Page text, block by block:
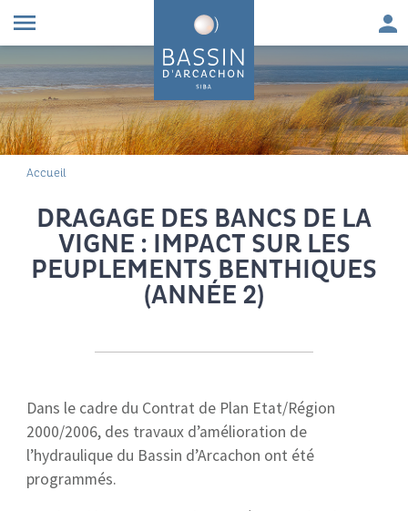
menu
FIL D'ARIANE
Accueil
DRAGAGE DES BANCS DE LA
VIGNE : IMPACT SUR LES
PEUPLEMENTS BENTHIQUES
(ANNÉE 2)
Dans le cadre du Contrat de Plan Etat/Région
2000/2006, des travaux d’amélioration de
l’hydraulique du Bassin d’Arcachon ont été
programmés.